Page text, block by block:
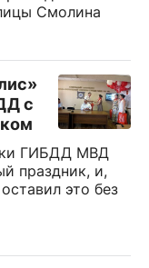
Смолина
с
ГИБДД МВД
праздник, и,
это без